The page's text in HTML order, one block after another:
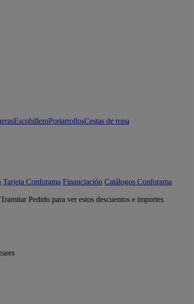
EscobilleroPortarrollosCestas de ropa
Tarjeta Conforama Financiación Catálogos Conforama
Pedido para ver estos descuentos e importes